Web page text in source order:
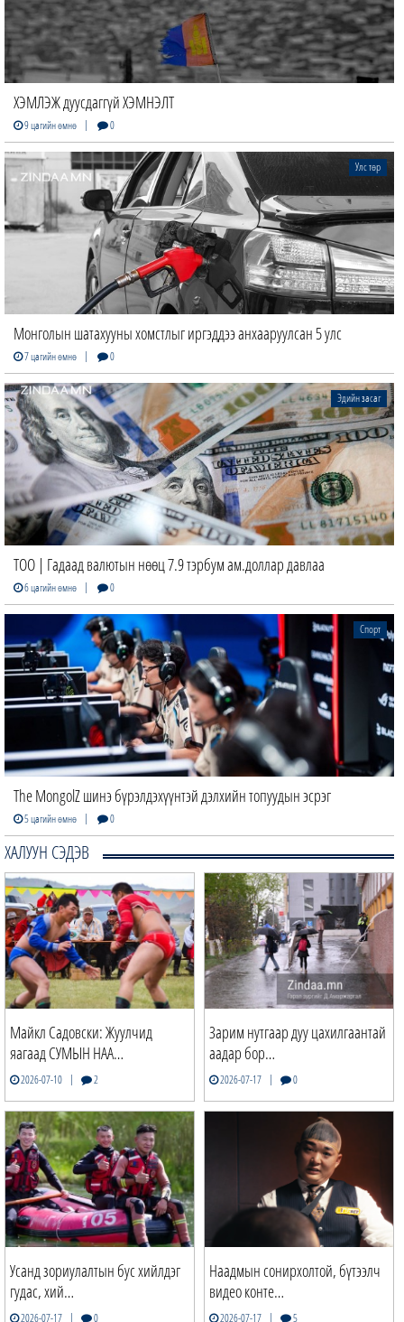
ХЭМЛЭЖ дуусдаггүй ХЭМНЭЛТ
9 цагийн өмнө | 0
Монголын шатахууны хомстлыг иргэддээ анхааруулсан 5 улс
7 цагийн өмнө | 0
Улс төр
ТОО | Гадаад валютын нөөц 7.9 тэрбум ам.доллар давлаа
6 цагийн өмнө | 0
Эдийн засаг
The MongolZ шинэ бүрэлдэхүүнтэй дэлхийн топуудын эсрэг
5 цагийн өмнө | 0
Спорт
ХАЛУУН СЭДЭВ
Майкл Садовски: Жуулчид
яагаад СУМЫН НАА…
2026-07-10 | 2
Зарим нутгаар дуу цахилгаантай
аадар бор…
2026-07-17 | 0
Усанд зориулалтын бус хийлдэг
гудас, хий…
2026-07-17 | 0
Наадмын сонирхолтой, бүтээлч
видео конте…
2026-07-17 | 5